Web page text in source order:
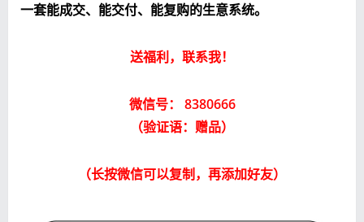
一套能成交、能交付、能复购的生意系统。
送福利，联系我！
微信号： 8380666
（验证语：赠品）
（长按微信可以复制，再添加好友）